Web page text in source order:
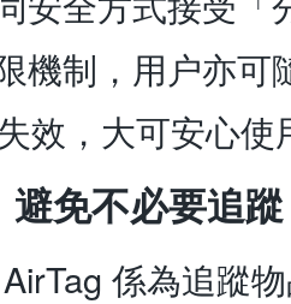
機制，用户亦可
效，大可安心使
免不必要追蹤
係為追蹤